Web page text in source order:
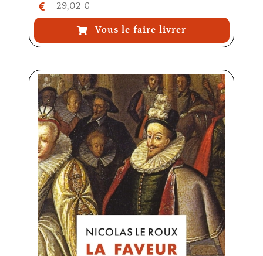
29,02 €
Vous le faire livrer